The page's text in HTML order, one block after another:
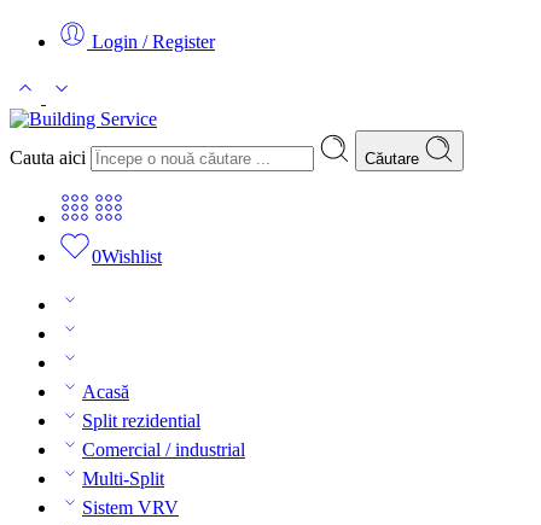
Login / Register
Cauta aici Căutare
0Wishlist
Acasă
Split rezidential
Comercial / industrial
Multi-Split
Sistem VRV